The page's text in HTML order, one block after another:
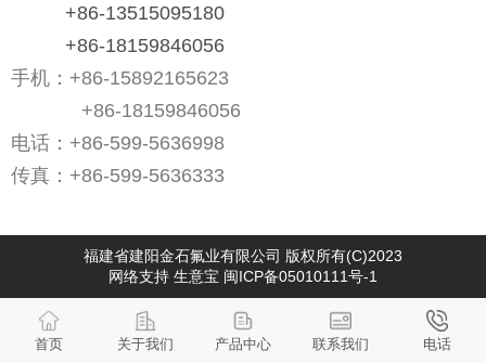
+86-13515095180
+86-18159846056
手机： +86-15892165623
+86-18159846056
电话： +86-599-5636998
传真： +86-599-5636333
福建省建阳金石氟业有限公司 版权所有(C)2023
网络支持 生意宝 闽ICP备05010111号-1
首页 关于我们 产品中心 联系我们 电话